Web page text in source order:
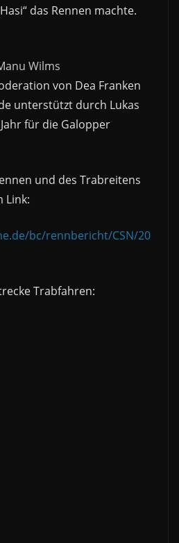
das Rennen machte.
Wilms
von Dea Franken
unterstützt durch Lukas
für die Galopper
und des Trabreitens
Link:
bc/rennbericht/CSN/20
Trabfahren: